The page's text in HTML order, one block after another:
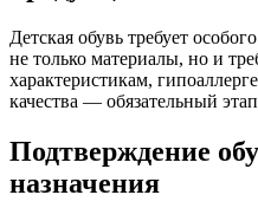
Детская обувь требует
не только материалы, но и
характеристикам,
качества — обязательный
Подтверждение
назначения